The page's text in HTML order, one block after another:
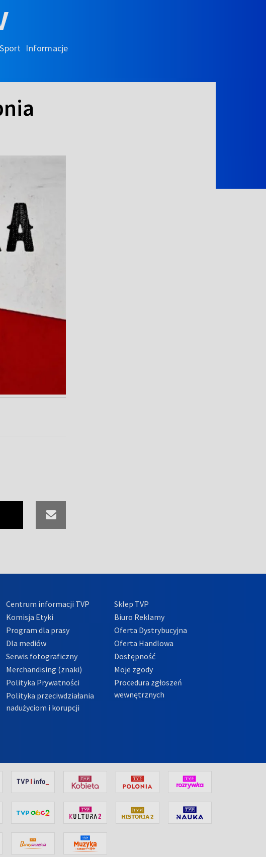
Sport Informacje
Centrum informacji TVP
Komisja Etyki
Program dla prasy
Dla mediów
Serwis fotograficzny
Merchandising (znaki)
Polityka Prywatności
Polityka przeciwdziałania
nadużyciom i korupcji
Sklep TVP
Biuro Reklamy
Oferta Dystrybucyjna
Oferta Handlowa
Dostępność
Moje zgody
Procedura zgłoszeń
wewnętrznych